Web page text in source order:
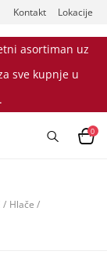
Kontakt Lokacije
asortiman uz
sve kupnje u
0
/ Hlače /